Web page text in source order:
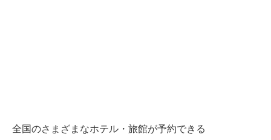
全国のさまざまなホテル・旅館が予約できる